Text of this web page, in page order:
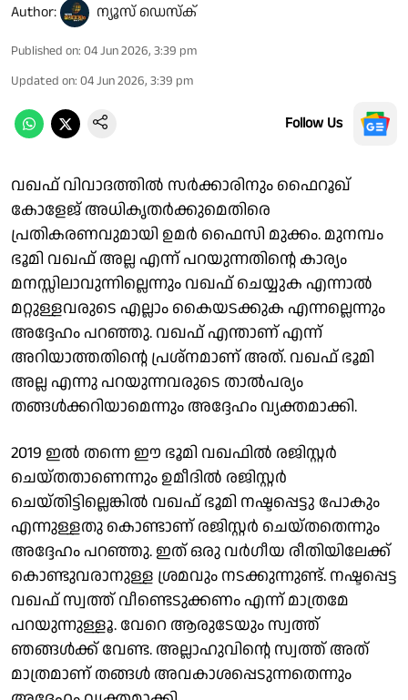
Author: ന്യൂസ് ഡെസ്ക്
Published on: 04 Jun 2026, 3:39 pm
Updated on: 04 Jun 2026, 3:39 pm
Follow Us
വഖഫ് വിവാദത്തിൽ സർക്കാരിനും ഫൈറൂഖ്
കോളേജ് അധികൃതർക്കുമെതിരെ
പ്രതികരണവുമായി ഉമർ ഫൈസി മുക്കം. മുനമ്പം
ഭൂമി വഖഫ് അല്ല എന്ന് പറയുന്നതിൻ്റെ കാര്യം
മനസ്സിലാവുന്നില്ലെന്നും വഖഫ് ചെയ്യുക എന്നാൽ
മറ്റുള്ളവരുടെ എല്ലാം കൈയടക്കുക എന്നല്ലെന്നും
അദ്ദേഹം പറഞ്ഞു. ‌വഖഫ് എന്താണ് എന്ന്
അറിയാത്തതിൻ്റെ പ്രശ്നമാണ് അത്. വഖഫ് ഭൂമി
അല്ല എന്നു പറയുന്നവരുടെ താൽപര്യം
തങ്ങൾക്കറിയാമെന്നും അദ്ദേഹം വ്യക്തമാക്കി.
2019 ഇൽ തന്നെ ഈ ഭൂമി വഖഫിൽ രജിസ്റ്റർ
ചെയ്‌തതാണെന്നും ഉമീദിൽ രജിസ്റ്റർ
ചെയ്തിട്ടില്ലെങ്കിൽ വഖഫ് ഭൂമി നഷ്ടപ്പെട്ടു പോകും
എന്നുള്ളതു കൊണ്ടാണ് രജിസ്റ്റർ ചെയ്തതെന്നും
അദ്ദേഹം പറഞ്ഞു. ഇത് ഒരു വർഗീയ രീതിയിലേക്ക്
കൊണ്ടുവരാനുള്ള ശ്രമവും നടക്കുന്നുണ്ട്. നഷ്ടപ്പെട്ട
വഖഫ് സ്വത്ത് വീണ്ടെടുക്കണം എന്ന് മാത്രമേ
പറയുന്നുള്ളൂ. വേറെ ആരുടേയും സ്വത്ത്
ഞങ്ങൾക്ക് വേണ്ട. അല്ലാഹുവിൻ്റെ സ്വത്ത് അത്
മാത്രമാണ് തങ്ങൾ അവകാശപ്പെടുന്നതെന്നും